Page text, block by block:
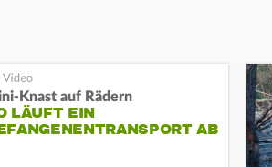
Knast auf Rädern
LÄUFT EIN
AB